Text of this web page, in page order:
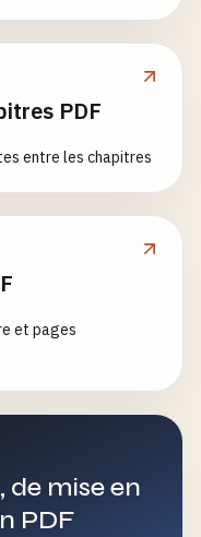
PDF
entre les chapitres
et pages
de mise en
PDF